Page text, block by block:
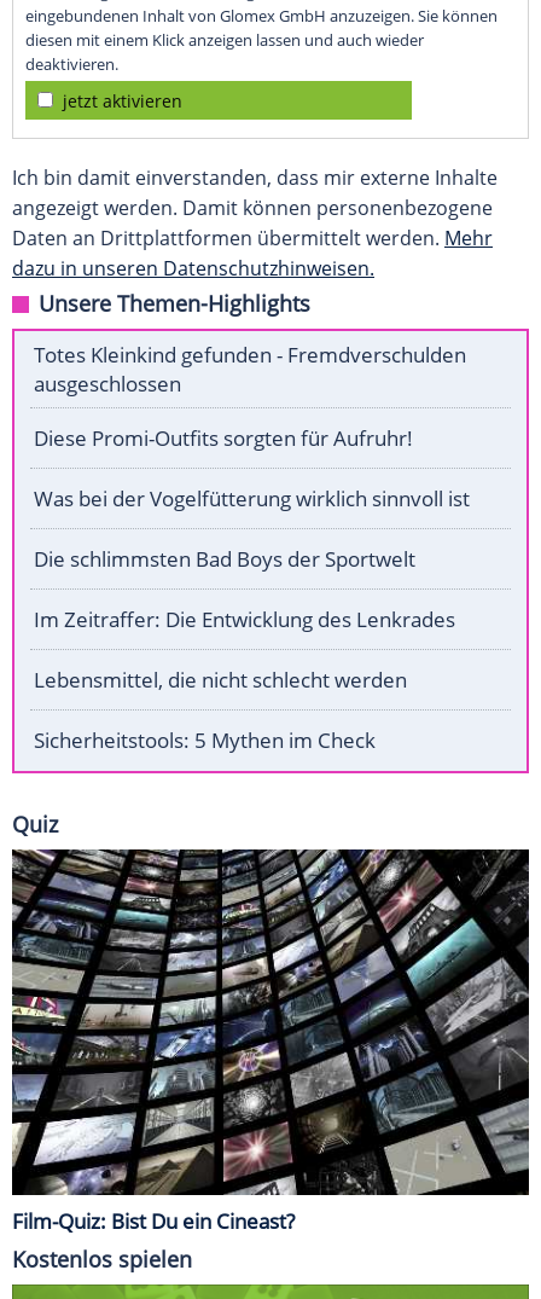
eingebundenen Inhalt von Glomex GmbH anzuzeigen. Sie können
diesen mit einem Klick anzeigen lassen und auch wieder
deaktivieren.
jetzt aktivieren
Ich bin damit einverstanden, dass mir externe Inhalte
angezeigt werden. Damit können personenbezogene
Daten an Drittplattformen übermittelt werden. Mehr
dazu in unseren Datenschutzhinweisen.
Unsere Themen-Highlights
Totes Kleinkind gefunden - Fremdverschulden
ausgeschlossen
Diese Promi-Outfits sorgten für Aufruhr!
Was bei der Vogelfütterung wirklich sinnvoll ist
Die schlimmsten Bad Boys der Sportwelt
Im Zeitraffer: Die Entwicklung des Lenkrades
Lebensmittel, die nicht schlecht werden
Sicherheitstools: 5 Mythen im Check
Quiz
Film-Quiz: Bist Du ein Cineast?
Kostenlos spielen